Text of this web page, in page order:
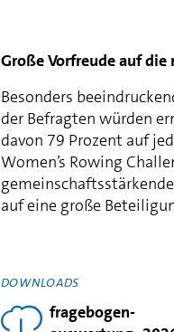
Große Vorfreude auf die
Besonders
der Befragten würden
davon 79 Prozent auf
Women’s Rowing
auf eine große
DOWNLOADS
fragebogen-